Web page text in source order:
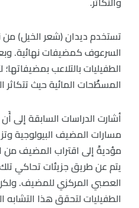
تستخدم ديدان (شعر الخيل)
السرعوف كمضيفات نهائية.
الطفيليات بالتلاعب
المسطَْحات المائية حيث تتكاثر
أشارت الدراسات السابقة إلى
مسارات المضيف البيولوجية
مؤديةً إلى اقتراب المضيف من
يتم عن طريق جزيئات تحاكي
العصبي المركزي للمضيف.
الطفيليات لتحقق هذا التشابه